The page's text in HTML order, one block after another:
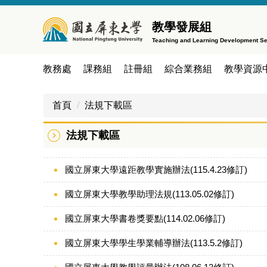
教學發展組
Teaching and Learning Development
教務處 課務組 註冊組 綜合業務組 教學資源
首頁 法規下載區
法規下載區
國立屏東大學遠距教學實施辦法(115.4.23修訂)
國立屏東大學教學助理法規(113.05.02修訂)
國立屏東大學書卷獎要點(114.02.06修訂)
國立屏東大學學生學業輔導辦法(113.5.2修訂)